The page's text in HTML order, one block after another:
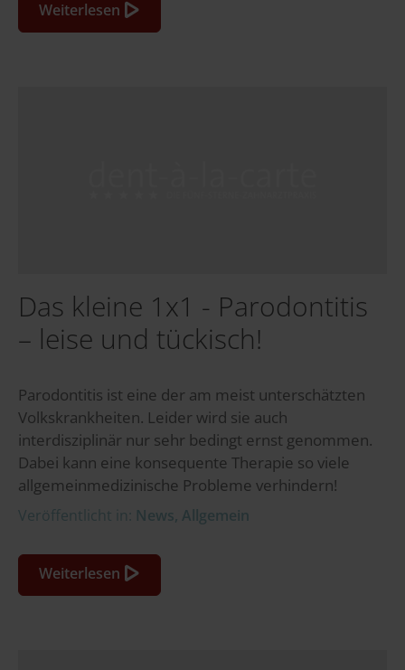
Weiterlesen
Das kleine 1x1 - Parodontitis
– leise und tückisch!
Parodontitis ist eine der am meist unterschätzten
Volkskrankheiten. Leider wird sie auch
interdisziplinär nur sehr bedingt ernst genommen.
Dabei kann eine konsequente Therapie so viele
allgemeinmedizinische Probleme verhindern!
Veröffentlicht in: News, Allgemein
Weiterlesen